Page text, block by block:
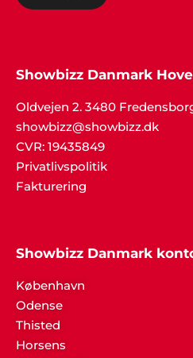
Showbizz Danmark
Oldvejen 2. 3480
showbizz@showbizz.dk
CVR: 19435849
Privatlivspolitik
Fakturering
Showbizz Danmark
København
Odense
Thisted
Horsens